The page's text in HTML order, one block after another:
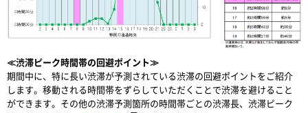
≪渋滞ピーク時間帯の回避ポイント≫
期間中に、特に長い渋滞が予測されている渋滞の回避ポイントをご紹介
します。移動される時間帯をずらしていただくことで渋滞を避けること
ができます。その他の渋滞予測箇所の時間帯ごとの渋滞長、渋滞ピーク